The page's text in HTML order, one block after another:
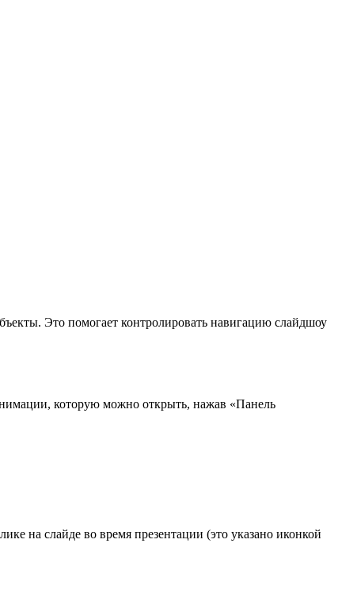
Это помогает контролировать навигацию слайдшоу
которую можно открыть, нажав «Панель
на слайде во время презентации (это указано иконкой